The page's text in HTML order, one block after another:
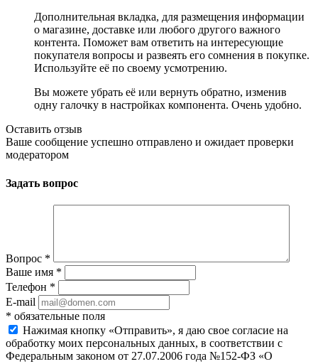
Дополнительная вкладка, для размещения информации
о магазине, доставке или любого другого важного
контента. Поможет вам ответить на интересующие
покупателя вопросы и развеять его сомнения в покупке.
Используйте её по своему усмотрению.
Вы можете убрать её или вернуть обратно, изменив
одну галочку в настройках компонента. Очень удобно.
Оставить отзыв
Ваше сообщение успешно отправлено и ожидает проверки
модератором
Задать вопрос
Вопрос *
Ваше имя *
Телефон *
E-mail
* обязательные поля
Нажимая кнопку «Отправить», я даю свое согласие на
обработку моих персональных данных, в соответствии с
Федеральным законом от 27.07.2006 года №152-ФЗ «О